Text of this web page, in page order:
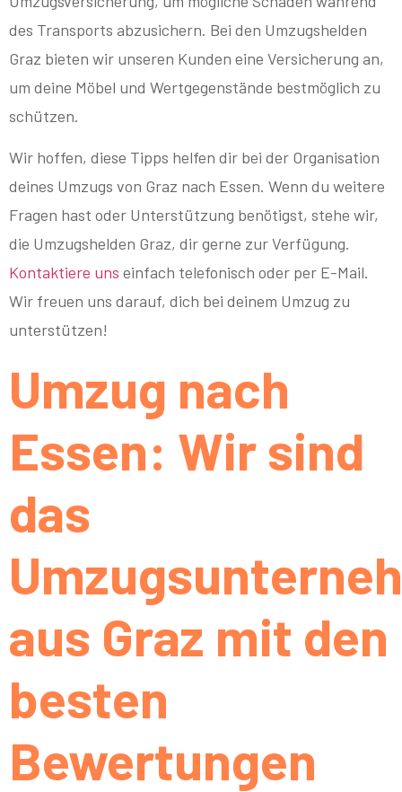
des Transports abzusichern. Bei den Umzugshelden
Graz bieten wir unseren Kunden eine Versicherung an,
um deine Möbel und Wertgegenstände bestmöglich zu
schützen.
Wir hoffen, diese Tipps helfen dir bei der Organisation
deines Umzugs von Graz nach Essen. Wenn du weitere
Fragen hast oder Unterstützung benötigst, stehe wir,
die Umzugshelden Graz, dir gerne zur Verfügung.
Kontaktiere uns einfach telefonisch oder per E-Mail.
Wir freuen uns darauf, dich bei deinem Umzug zu
unterstützen!
Umzug nach
Essen: Wir sind
das
aus Graz mit den
besten
Bewertungen